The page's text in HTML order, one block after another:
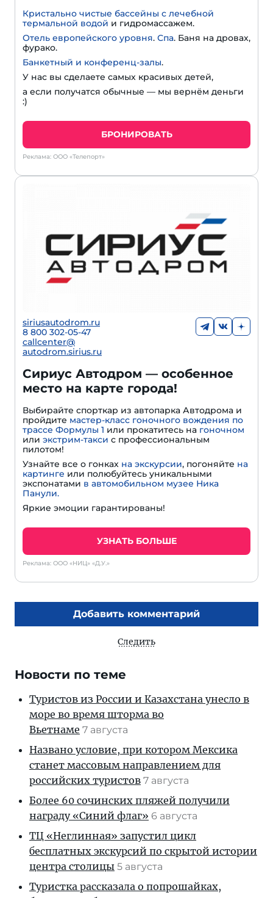
Кристально чистые бассейны с лечебной
термальной водой и гидромассажем.
Отель европейского уровня. Спа. Баня на дровах,
фурако.
Банкетный и конференц-залы.
У нас вы сделаете самых красивых детей,
а если получатся обычные — мы вернём деньги
:)
БРОНИРОВАТЬ
Реклама: ООО «Телепорт»
siriusautodrom.ru
8 800 302-05-47
callcenter@
autodrom.sirius.ru
Сириус Автодром — особенное
место на карте города!
Выбирайте спорткар из автопарка Автодрома и
пройдите мастер-класс гоночного вождения по
трассе Формулы 1 или прокатитесь на гоночном
или экстрим-такси с профессиональным
пилотом!
Узнайте все о гонках на экскурсии, погоняйте на
картинге или полюбуйтесь уникальными
экспонатами в автомобильном музее Ника
Панули.
Яркие эмоции гарантированы!
УЗНАТЬ БОЛЬШЕ
Реклама: ООО «НИЦ» «Д.У.»
Добавить комментарий
Следить
Новости по теме
Туристов из России и Казахстана унесло в
море во время шторма во
Вьетнаме 7 августа
Названо условие, при котором Мексика
станет массовым направлением для
российских туристов 7 августа
Более 60 сочинских пляжей получили
награду «Синий флаг» 6 августа
ТЦ «Неглинная» запустил цикл
бесплатных экскурсий по скрытой истории
центра столицы 5 августа
Туристка рассказала о попрошайках,